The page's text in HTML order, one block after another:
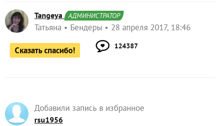
Tangeya АДМИНИСТРАТОР
Татьяна Бендеры 28 апреля 2017, 18:46
Сказать спасибо! 124387
Добавили запись в избранное
rsu1956